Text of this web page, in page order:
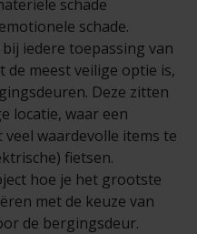
schade
schade.
iedere toepassing van
de meest veilige optie is,
Deze zitten
locatie, waar een
waardevolle items te
fietsen.
hoe je het grootste
met de keuze van
de bergingsdeur.